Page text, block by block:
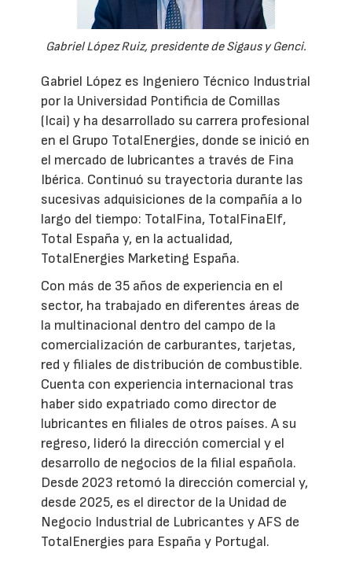
Gabriel López Ruiz, presidente de Sigaus y Genci.
Gabriel López es Ingeniero Técnico Industrial
por la Universidad Pontificia de Comillas
(Icai) y ha desarrollado su carrera profesional
en el Grupo TotalEnergies, donde se inició en
el mercado de lubricantes a través de Fina
Ibérica. Continuó su trayectoria durante las
sucesivas adquisiciones de la compañía a lo
largo del tiempo: TotalFina, TotalFinaElf,
Total España y, en la actualidad,
TotalEnergies Marketing España.
Con más de 35 años de experiencia en el
sector, ha trabajado en diferentes áreas de
la multinacional dentro del campo de la
comercialización de carburantes, tarjetas,
red y filiales de distribución de combustible.
Cuenta con experiencia internacional tras
haber sido expatriado como director de
lubricantes en filiales de otros países. A su
regreso, lideró la dirección comercial y el
desarrollo de negocios de la filial española.
Desde 2023 retomó la dirección comercial y,
desde 2025, es el director de la Unidad de
Negocio Industrial de Lubricantes y AFS de
TotalEnergies para España y Portugal.